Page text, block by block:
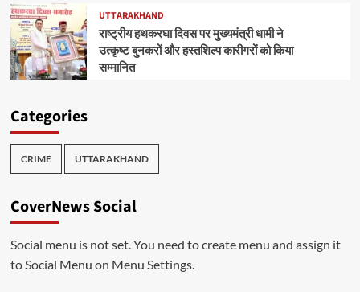
UTTARAKHAND
राष्ट्रीय हथकरघा दिवस पर मुख्यमंत्री धामी ने
उत्कृष्ट बुनकरों और हस्तशिल्प कारीगरों को किया
सम्मानित
Categories
CRIME UTTARAKHAND
CoverNews Social
Social menu is not set. You need to create menu and assign it
to Social Menu on Menu Settings.